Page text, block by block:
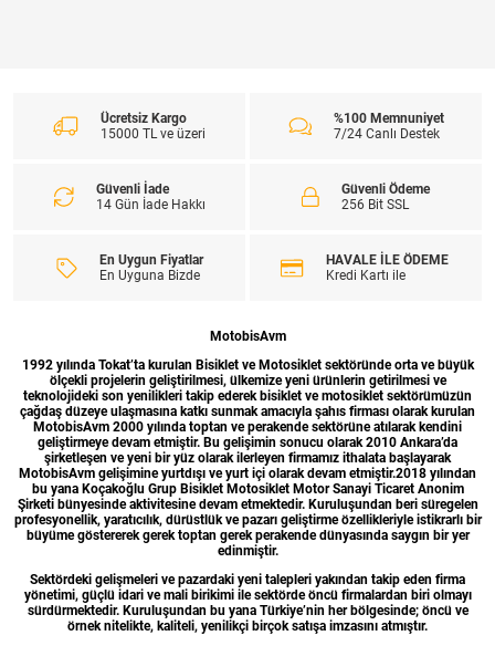
Ücretsiz Kargo
15000 TL ve üzeri
%100 Memnuniyet
7/24 Canlı Destek
Güvenli İade
14 Gün İade Hakkı
Güvenli Ödeme
256 Bit SSL
En Uygun Fiyatlar
En Uyguna Bizde
HAVALE İLE ÖDEME
Kredi Kartı ile
MotobisAvm
1992 yılında Tokat’ta kurulan Bisiklet ve Motosiklet sektöründe orta ve büyük
ölçekli projelerin geliştirilmesi, ülkemize yeni ürünlerin getirilmesi ve
teknolojideki son yenilikleri takip ederek bisiklet ve motosiklet sektörümüzün
çağdaş düzeye ulaşmasına katkı sunmak amacıyla şahıs firması olarak kurulan
MotobisAvm 2000 yılında toptan ve perakende sektörüne atılarak kendini
geliştirmeye devam etmiştir. Bu gelişimin sonucu olarak 2010 Ankara’da
şirketleşen ve yeni bir yüz olarak ilerleyen firmamız ithalata başlayarak
MotobisAvm gelişimine yurtdışı ve yurt içi olarak devam etmiştir.2018 yılından
bu yana Koçakoğlu Grup Bisiklet Motosiklet Motor Sanayi Ticaret Anonim
Şirketi bünyesinde aktivitesine devam etmektedir. Kuruluşundan beri süregelen
profesyonellik, yaratıcılık, dürüstlük ve pazarı geliştirme özellikleriyle istikrarlı bir
büyüme göstererek gerek toptan gerek perakende dünyasında saygın bir yer
edinmiştir.
Sektördeki gelişmeleri ve pazardaki yeni talepleri yakından takip eden firma
yönetimi, güçlü idari ve mali birikimi ile sektörde öncü firmalardan biri olmayı
sürdürmektedir. Kuruluşundan bu yana Türkiye’nin her bölgesinde; öncü ve
örnek nitelikte, kaliteli, yenilikçi birçok satışa imzasını atmıştır.